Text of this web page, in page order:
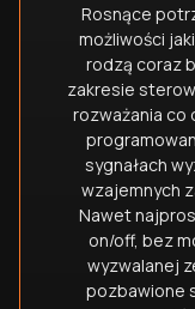
Rosnące
możliwości
rodzą coraz
zakresie
rozważania co
sygnałach
wzajemnych
Nawet
on/off, bez
wyzwalanej
pozbawione